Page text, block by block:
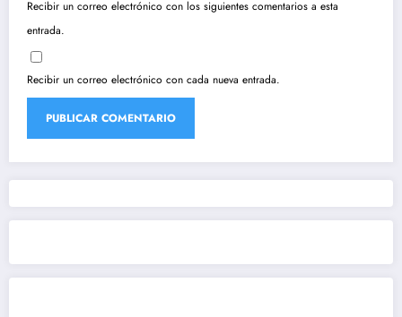
Recibir un correo electrónico con los siguientes comentarios a esta
entrada.
Recibir un correo electrónico con cada nueva entrada.